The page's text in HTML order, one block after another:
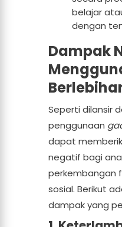
belajar
dengan
Dampak
Seperti dilansir
penggunaan
dapat
negatif bagi
perkembangan
sosial. Berikut
dampak yang